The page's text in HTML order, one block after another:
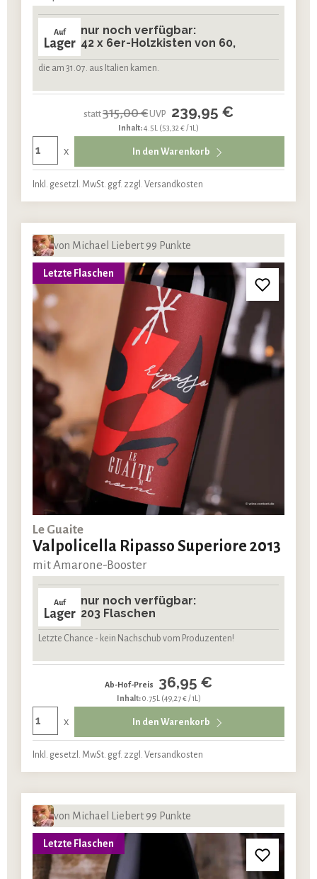
Auf
Lager
nur noch verfügbar:
42 x 6er-Holzkisten von 60,
die am 31.07. aus Italien kamen.
statt315,00 €UVP 239,95 €
Inhalt:4.5L (53,32 € / 1L)
x In den Warenkorb
Inkl. gesetzl. MwSt. ggf. zzgl. Versandkosten
von Michael Liebert 99 Punkte
Letzte Flaschen
Le Guaite
Valpolicella Ripasso Superiore 2013
mit Amarone-Booster
Auf
Lager
nur noch verfügbar:
203 Flaschen
Letzte Chance - kein Nachschub vom Produzenten!
Ab-Hof-Preis 36,95 €
Inhalt:0.75L (49,27 € / 1L)
x In den Warenkorb
Inkl. gesetzl. MwSt. ggf. zzgl. Versandkosten
von Michael Liebert 99 Punkte
Letzte Flaschen